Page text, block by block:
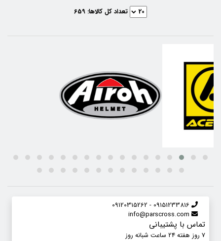
تعداد کل کالاها: 659
09151233816 - 09120315262
info@parscross.com
تماس با پشتیبانی
7 روز هفته 24 ساعت شبانه روز